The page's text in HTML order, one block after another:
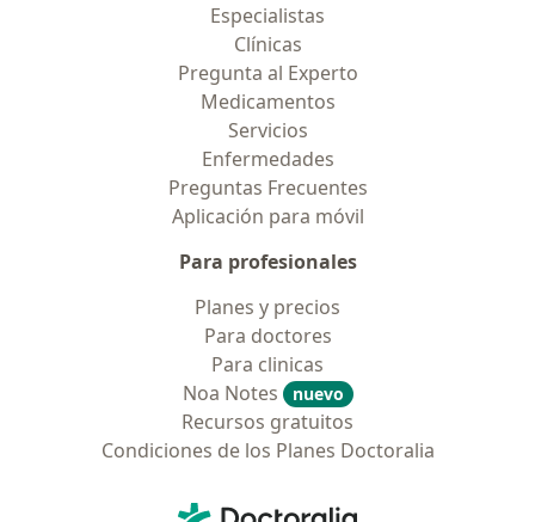
Especialistas
Clínicas
Pregunta al Experto
Medicamentos
Servicios
Enfermedades
Preguntas Frecuentes
Aplicación para móvil
Para profesionales
Planes y precios
Para doctores
Para clinicas
Noa Notes
nuevo
Recursos gratuitos
Condiciones de los Planes Doctoralia
Doctoralia - Página de inicio